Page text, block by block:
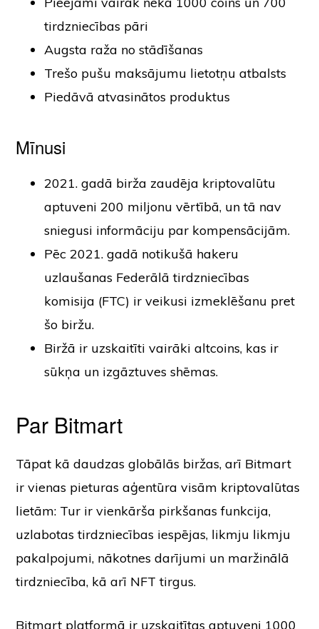
tirdzniecības pāri
Augsta raža no stādīšanas
Trešo pušu maksājumu lietotņu atbalsts
Piedāvā atvasinātos produktus
Mīnusi
2021. gadā birža zaudēja kriptovalūtu
aptuveni 200 miljonu vērtībā, un tā nav
sniegusi informāciju par kompensācijām.
Pēc 2021. gadā notikušā hakeru
uzlaušanas Federālā tirdzniecības
komisija (FTC) ir veikusi izmeklēšanu pret
šo biržu.
Biržā ir uzskaitīti vairāki altcoins, kas ir
sūkņa un izgāztuves shēmas.
Par Bitmart
Tāpat kā daudzas globālās biržas, arī Bitmart
ir vienas pieturas aģentūra visām kriptovalūtas
lietām: Tur ir vienkārša pirkšanas funkcija,
uzlabotas tirdzniecības iespējas, likmju likmju
pakalpojumi, nākotnes darījumi un maržinālā
tirdzniecība, kā arī NFT tirgus.
Bitmart platformā ir uzskaitītas aptuveni 1000